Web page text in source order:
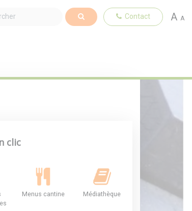
Contact A A
clic
Menus cantine Médiathèque